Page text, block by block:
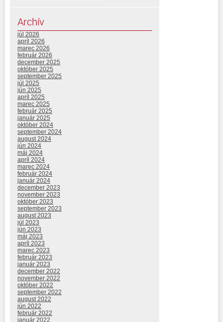
Archív
júl 2026
apríl 2026
marec 2026
február 2026
december 2025
október 2025
september 2025
júl 2025
jún 2025
apríl 2025
marec 2025
február 2025
január 2025
október 2024
september 2024
august 2024
jún 2024
máj 2024
apríl 2024
marec 2024
február 2024
január 2024
december 2023
november 2023
október 2023
september 2023
august 2023
júl 2023
jún 2023
máj 2023
apríl 2023
marec 2023
február 2023
január 2023
december 2022
november 2022
október 2022
september 2022
august 2022
jún 2022
február 2022
január 2022